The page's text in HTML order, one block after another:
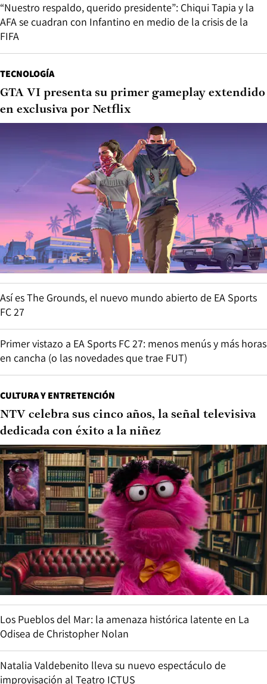
“Nuestro respaldo, querido presidente”: Chiqui Tapia y la
AFA se cuadran con Infantino en medio de la crisis de la
FIFA
TECNOLOGÍA
GTA VI presenta su primer gameplay extendido
en exclusiva por Netflix
Así es The Grounds, el nuevo mundo abierto de EA Sports
FC 27
Primer vistazo a EA Sports FC 27: menos menús y más horas
en cancha (o las novedades que trae FUT)
CULTURA Y ENTRETENCIÓN
NTV celebra sus cinco años, la señal televisiva
dedicada con éxito a la niñez
Los Pueblos del Mar: la amenaza histórica latente en La
Odisea de Christopher Nolan
Natalia Valdebenito lleva su nuevo espectáculo de
improvisación al Teatro ICTUS